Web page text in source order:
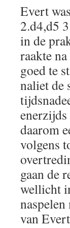
Evert
2.d4,d5
in de
raakte
goed te
naliet de
daarom
volgens
gaan de
wellicht
van Evert